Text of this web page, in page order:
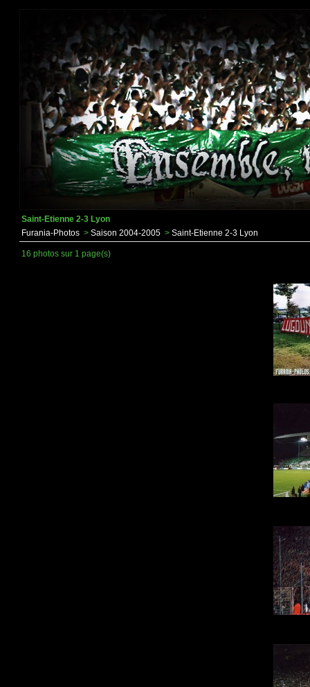
Saint-Etienne 2-3 Lyon
Furania-Photos > Saison 2004-2005 > Saint-Etienne 2-3 Lyon
16 photos sur 1 page(s)